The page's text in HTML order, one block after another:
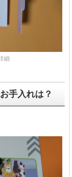
細
手入れは？